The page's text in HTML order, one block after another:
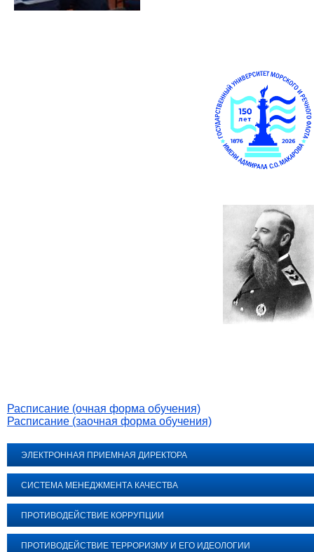
Расписание (очная форма обучения)
Расписание (заочная форма обучения)
ЭЛЕКТРОННАЯ ПРИЕМНАЯ ДИРЕКТОРА
СИСТЕМА МЕНЕДЖМЕНТА КАЧЕСТВА
ПРОТИВОДЕЙСТВИЕ КОРРУПЦИИ
ПРОТИВОДЕЙСТВИЕ ТЕРРОРИЗМУ И ЕГО ИДЕОЛОГИИ